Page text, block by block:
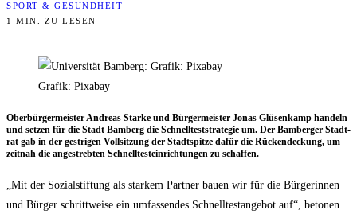
SPORT & GESUNDHEIT
1 MIN. ZU LESEN
Grafik: Pixabay
Ober­bür­ger­meis­ter Andre­as Star­ke und Bür­ger­meis­ter Jonas Glüsen­kamp han­deln
und set­zen für die Stadt Bam­berg die Schnell­test­stra­te­gie um. Der Bam­ber­ger Stadt­
rat gab in der gest­ri­gen Voll­sit­zung der Stadt­spit­ze dafür die Rücken­de­ckung, um
zeit­nah die ange­streb­ten Schnell­test­ein­rich­tun­gen zu schaffen.
„Mit der Sozi­al­stif­tung als star­kem Part­ner bau­en wir für die Bür­ge­rin­nen
und Bür­ger schritt­wei­se ein umfas­sen­des Schnell­test­an­ge­bot auf“, beto­nen